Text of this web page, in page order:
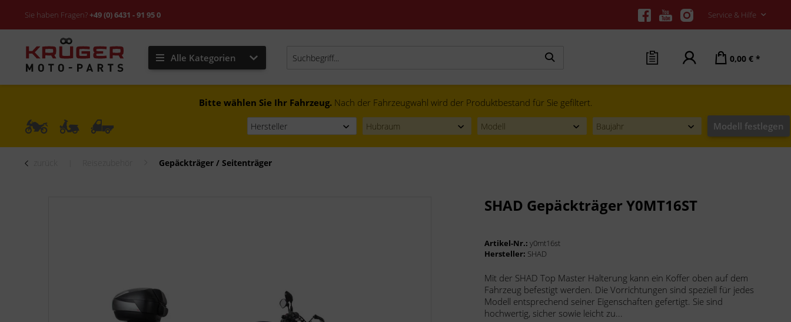
Sie haben Fragen?+49 (0) 6431 - 91 95 0 Service & Hilfe
Alle Kategorien 0,00 € *
Bitte wählen Sie Ihr Fahrzeug. Nach der Fahrzeugwahl wird der Produktbestand für Sie gefiltert.
Modell festlegen
Gepäckträger / Seitenträger
SHAD Gepäckträger Y0MT16ST
Artikel-Nr.:y0mt16st
Hersteller: SHAD
Mit der SHAD Top Master Halterung kann ein Koffer oben auf dem
Fahrzeug befestigt werden. Die Vorrichtungen sind speziell für jedes
Modell entsprechend seiner Eigenschaften gefertigt. Sie sind
hochwertig, sicher sowie leicht zu...